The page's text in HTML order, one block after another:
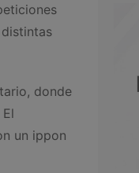
donde
un ippon